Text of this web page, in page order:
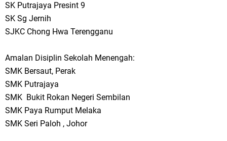
SK Putrajaya Presint 9
SK Sg Jernih
SJKC Chong Hwa Terengganu
Amalan Disiplin Sekolah Menengah:
SMK Bersaut, Perak
SMK Putrajaya
SMK Bukit Rokan Negeri Sembilan
SMK Paya Rumput Melaka
SMK Seri Paloh , Johor